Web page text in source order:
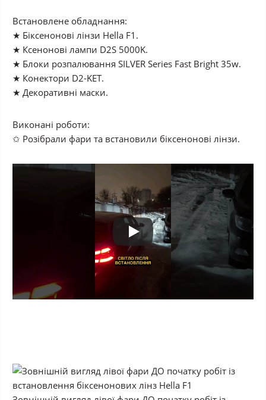
Встановлене обладнання:
★ Біксенонові лінзи Hella F1.
★ Ксенонові лампи D2S 5000K.
★ Блоки розпалювання SILVER Series Fast Bright 35w.
★ Конектори D2-KET.
★ Декоративні маски.
Виконані роботи:
✩ Розібрали фари та встановили біксенонові лінзи.